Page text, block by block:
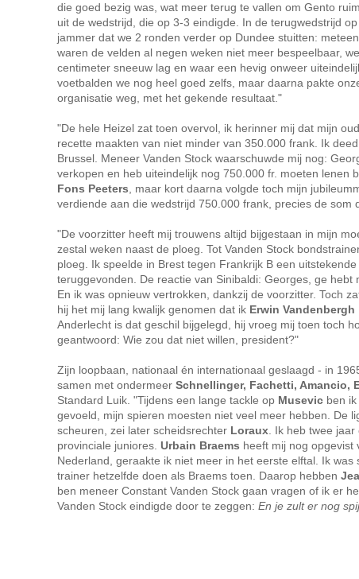
die goed bezig was, wat meer terug te vallen om Gento
uit de wedstrijd, die op 3-3 eindigde. In de terugwedstrijd
jammer dat we 2 ronden verder op Dundee stuitten:
waren de velden al negen weken niet meer bespeelbaar,
centimeter sneeuw lag en waar een hevig onweer
voetbalden we nog heel goed zelfs, maar daarna pakte
organisatie weg, met het gekende resultaat."
"De hele Heizel zat toen overvol, ik herinner mij dat mijn
recette maakten van niet minder van 350.000 frank. Ik
Brussel. Meneer Vanden Stock waarschuwde mij nog:
verkopen en heb uiteindelijk nog 750.000 fr. moeten lenen
Fons Peeters , maar kort daarna volgde toch mijn
verdiende aan die wedstrijd 750.000 frank, precies de
"De voorzitter heeft mij trouwens altijd bijgestaan in mijn
zestal weken naast de ploeg. Tot Vanden Stock
ploeg. Ik speelde in Brest tegen Frankrijk B een
teruggevonden. De reactie van Sinibaldi: Georges, ge
En ik was opnieuw vertrokken, dankzij de voorzitter. Toch
hij het mij lang kwalijk genomen dat ik Erwin Vandenbergh
Anderlecht is dat geschil bijgelegd, hij vroeg mij toen toch
geantwoord: Wie zou dat niet willen, president?"
Zijn loopbaan, nationaal én internationaal geslaagd - in
samen met ondermeer Schnellinger, Fachetti, Amancio,
Standard Luik. "Tijdens een lange tackle op Musevic ben
gevoeld, mijn spieren moesten niet veel meer hebben. De
scheuren, zei later scheidsrechter Loraux . Ik heb twee
provinciale juniores. Urbain Braems heeft mij nog opgevist
Nederland, geraakte ik niet meer in het eerste elftal. Ik
trainer hetzelfde doen als Braems toen. Daarop hebben
ben meneer Constant Vanden Stock gaan vragen of ik er
Vanden Stock eindigde door te zeggen: En je zult er nog